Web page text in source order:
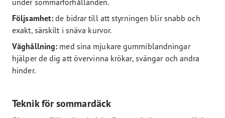
under sommarförhållanden.
Följsamhet: de bidrar till att styrningen blir snabb och
exakt, särskilt i snäva kurvor.
Väghållning: med sina mjukare gummiblandningar
hjälper de dig att övervinna krökar, svängar och andra
hinder.
Teknik för sommardäck